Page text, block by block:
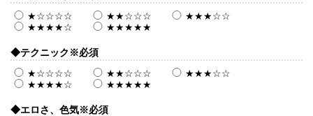
★☆☆☆☆
★★☆☆☆
★★★☆☆
★★★★☆
★★★★★
◆テクニック ※必須
★☆☆☆☆
★★☆☆☆
★★★☆☆
★★★★☆
★★★★★
◆エロさ、色気※必須